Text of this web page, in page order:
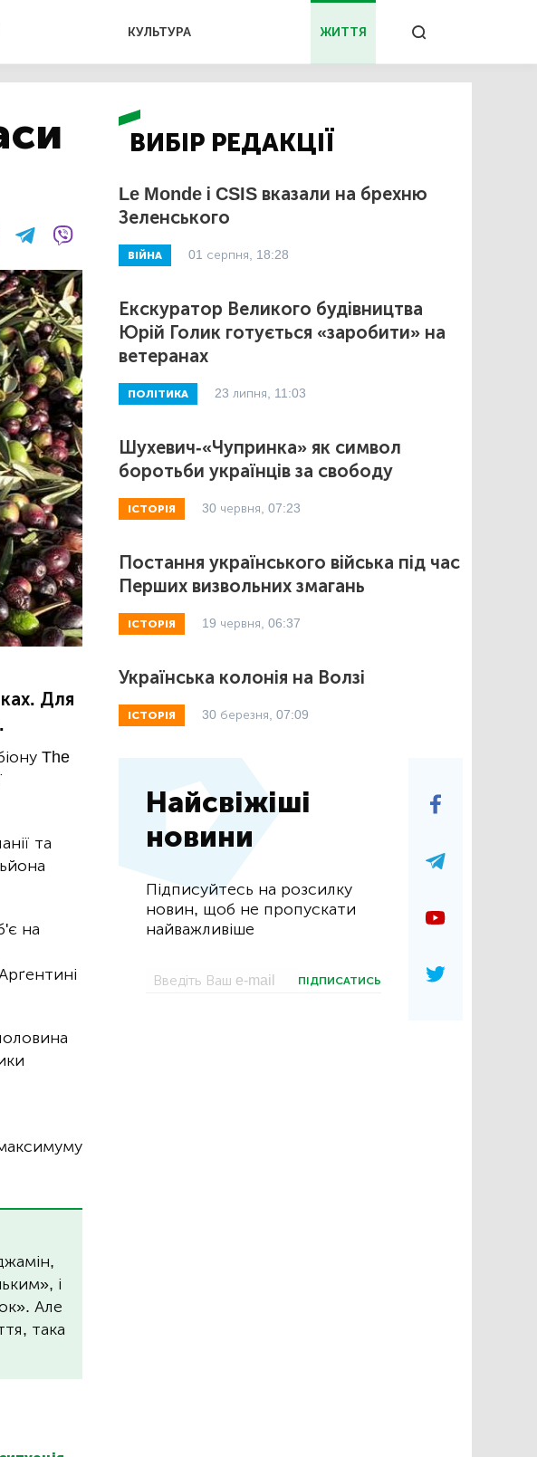
КУЛЬТУРА ЖИТТЯ
Для
The
та
на
і
Але
така
ВИБІР РЕДАКЦІЇ
Le Monde і CSIS вказали на брехню
Зеленського
ВІЙНА 01 серпня, 18:28
Екскуратор Великого будівництва
Юрій Голик готується «заробити» на
ветеранах
ПОЛІТИКА 23 липня, 11:03
Шухевич-«Чупринка» як символ
боротьби українців за свободу
ІСТОРІЯ 30 червня, 07:23
Постання українського війська під час
Перших визвольних змагань
ІСТОРІЯ 19 червня, 06:37
Українська колонія на Волзі
ІСТОРІЯ 30 березня, 07:09
Найсвіжіші
новини
Підписуйтесь на розсилку
новин, щоб не пропускати
найважливіше
ПІДПИСАТИСЬ